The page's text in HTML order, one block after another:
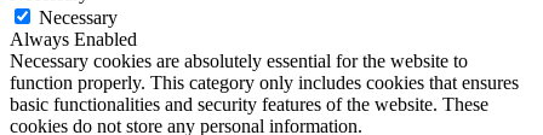
Necessary
Always Enabled
Necessary cookies are absolutely essential for the website to
function properly. This category only includes cookies that ensures
basic functionalities and security features of the website. These
cookies do not store any personal information.